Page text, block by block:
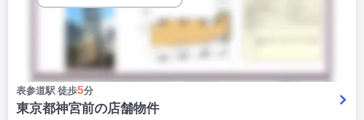
表参道駅 徒歩5分
東京都神宮前の店舗物件